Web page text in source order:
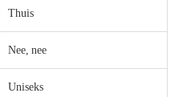
Thuis
Nee, nee
Uniseks